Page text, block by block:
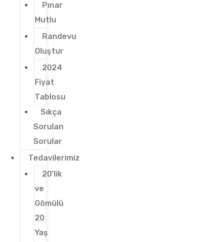
Pınar
Mutlu
Randevu
Oluştur
2024
Fiyat
Tablosu
Sıkça
Sorulan
Sorular
Tedavilerimiz
20’lik
ve
Gömülü
20
Yaş